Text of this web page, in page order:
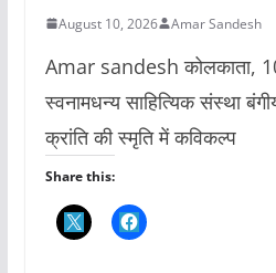
August 10, 2026 Amar Sandesh
Amar sandesh कोलकाता,
स्वनामधन्य साहित्यिक संस्था
क्रांति की स्मृति में कविकल्प
Share this: